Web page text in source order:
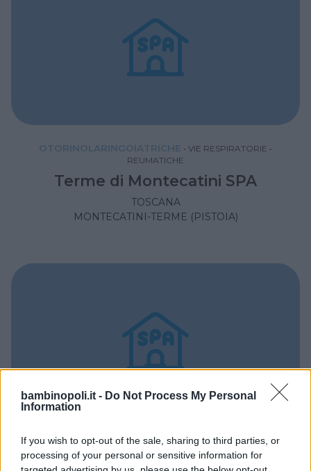
bambinopoli.it - Do Not Process My Personal
Information
If you wish to opt-out of the sale, sharing to third parties, or
processing of your personal or sensitive information for
OTORINOLARINGOIATRICHE • VIE RESPIRATORIE •
REUMATICHE
Terme di Montecatini SPA
TOSCANA
MONTECATINI-TERME (PISTOIA)
DERMATOLOGICHE • VIE RESPIRATORIE •
OTORINOLARINGOIATRICHE • REUMATICHE